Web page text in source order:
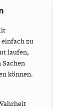
zu
laufen,
können.